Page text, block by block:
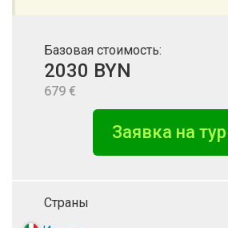
Базовая стоимость:
2030 BYN
679 €
Заявка на тур
Страны